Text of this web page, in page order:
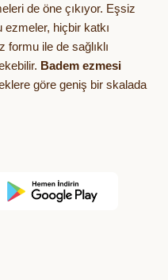
de öne çıkıyor. Eşsiz
hiçbir katkı
ile de sağlıklı
Badem ezmesi
göre geniş bir skalada